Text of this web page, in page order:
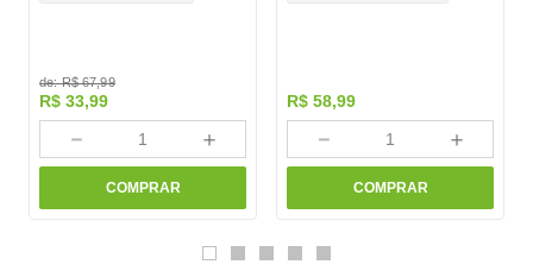
de:R$ 67,99
R$ 33,99
＋
－
COMPRAR
R$ 58,99
＋
－
COMPRAR